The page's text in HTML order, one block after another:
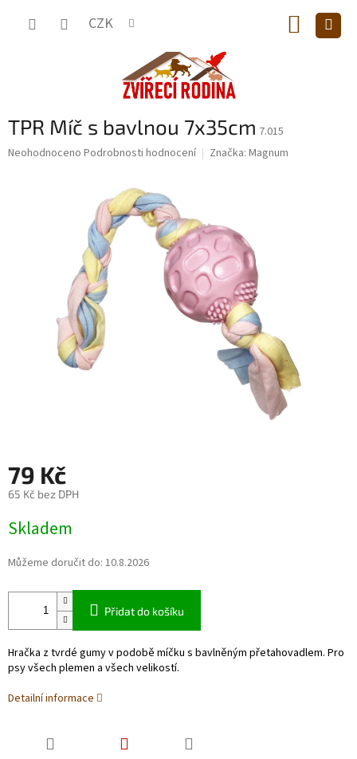
CZK
KOŠÍK
TPR Míč s bavlnou 7x35cm 7.015
Průměrné
Neohodnoceno Podrobnosti hodnocení Značka: Magnum
79 Kč
65 Kč bez DPH
cena:
Skladem
Můžeme doručit do: 10.8.2026
Přidat do košíku
Hračka z tvrdé gumy v podobě míčku s bavlněným přetahovadlem. Pro
psy všech plemen a všech velikostí.
Detailní informace